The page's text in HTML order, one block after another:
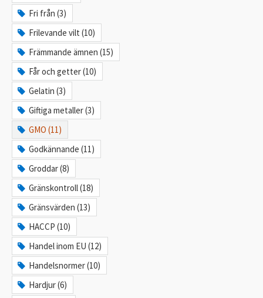
Fri från (3)
Frilevande vilt (10)
Främmande ämnen (15)
Får och getter (10)
Gelatin (3)
Giftiga metaller (3)
GMO (11)
Godkännande (11)
Groddar (8)
Gränskontroll (18)
Gränsvärden (13)
HACCP (10)
Handel inom EU (12)
Handelsnormer (10)
Hardjur (6)